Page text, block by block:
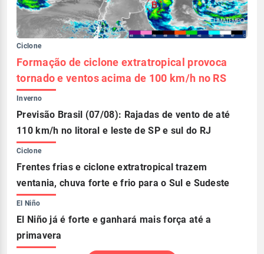
Ciclone
Formação de ciclone extratropical provoca
tornado e ventos acima de 100 km/h no RS
Inverno
Previsão Brasil (07/08): Rajadas de vento de até
110 km/h no litoral e leste de SP e sul do RJ
Ciclone
Frentes frias e ciclone extratropical trazem
ventania, chuva forte e frio para o Sul e Sudeste
El Niño
El Niño já é forte e ganhará mais força até a
primavera